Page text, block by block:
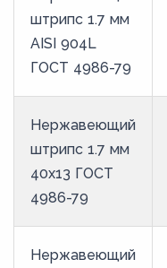
штрипс 1.7 мм
AISI 904L
ГОСТ 4986-79
Нержавеющий
штрипс 1.7 мм
40х13 ГОСТ
4986-79
Нержавеющий